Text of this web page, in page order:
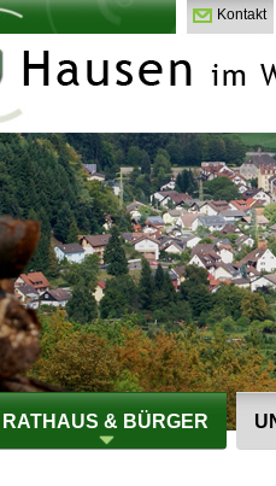
Kontakt
RATHAUS & BÜRGER